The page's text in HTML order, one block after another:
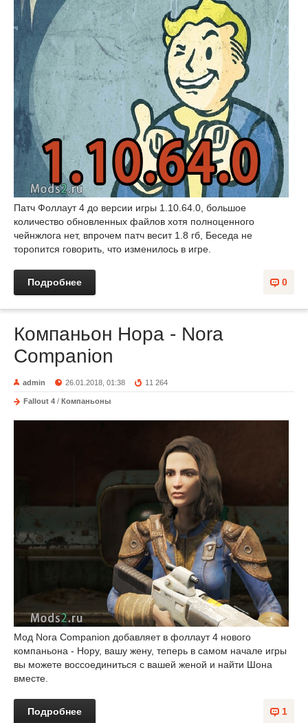
Патч Фоллаут 4 до версии игры 1.10.64.0, большое
количество обновленных файлов хотя полноценного
чейнжлога нет, впрочем патч весит 1.8 гб, Беседа не
торопится говорить, что изменилось в игре.
0
Подробнее
Компаньон Нора - Nora
Companion
admin 26.01.2018, 01:38 11 264
Fallout 4 / Компаньоны
Мод Nora Companion добавляет в фоллаут 4 нового
компаньона - Нору, вашу жену, теперь в самом начале игры
вы можете воссоединиться с вашей женой и найти Шона
вместе.
1
Подробнее